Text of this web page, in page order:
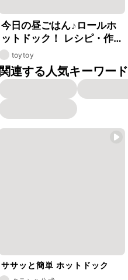
今日の昼ごはん♪ロールホ
ットドック！ レシピ・作
り方toytoy
関連する人気キーワード
ササッと簡単 ホットドック